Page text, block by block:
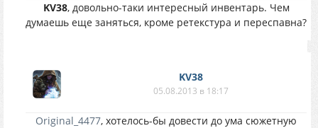
KV38, довольно-таки интересный инвентарь. Чем
думаешь еще заняться, кроме ретекстура и переспавна?
KV38
05.08.2013 в 18:17
Original_4477, хотелось-бы довести до ума сюжетную